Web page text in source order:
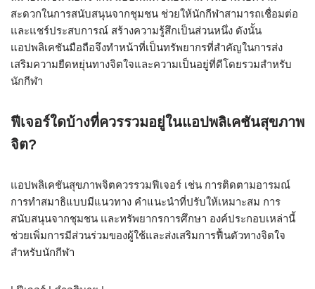
สะดวกในการสนับสนุนจากชุมชน ช่วยให้นักกีฬาสามารถเชื่อมต่อ
และแชร์ประสบการณ์ สร้างความรู้สึกเป็นส่วนหนึ่ง ดังนั้น
แอปพลิเคชันมือถือจึงทำหน้าที่เป็นทรัพยากรที่สำคัญในการส่ง
เสริมความยืดหยุ่นทางจิตใจและความเป็นอยู่ที่ดีโดยรวมสำหรับ
นักกีฬา
ฟีเจอร์ใดบ้างที่ควรรวมอยู่ในแอปพลิเคชันสุขภาพ
จิต?
แอปพลิเคชันสุขภาพจิตควรรวมฟีเจอร์ เช่น การติดตามอารมณ์
การทำสมาธิแบบมีแนวทาง คำแนะนำที่ปรับให้เหมาะสม การ
สนับสนุนจากชุมชน และทรัพยากรการศึกษา องค์ประกอบเหล่านี้
ช่วยเพิ่มการมีส่วนร่วมของผู้ใช้และส่งเสริมการฟื้นตัวทางจิตใจ
สำหรับนักกีฬา